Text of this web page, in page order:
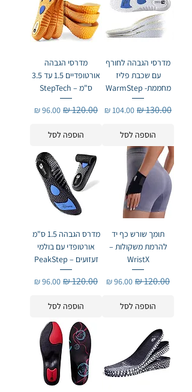
מדרסי הגבהה לחורף
עם שכבת פליז
מחממת- WarmStep
מחיר רגיל
מחיר מבצע
הוספה לסל
מדרסי הגבהה
אורטופדיים 1.5 עד 3.5
ס"מ – StepTech
מחיר רגיל
מחיר מבצע
הוספה לסל
תומך שורש כף יד
להרמת משקולות –
WristX
מחיר רגיל
מחיר מבצע
הוספה לסל
מדרס הגבהה 1.5 ס"מ
אורטופדי עם בולמי
זעזועים – PeakStep
מחיר רגיל
מחיר מבצע
הוספה לסל